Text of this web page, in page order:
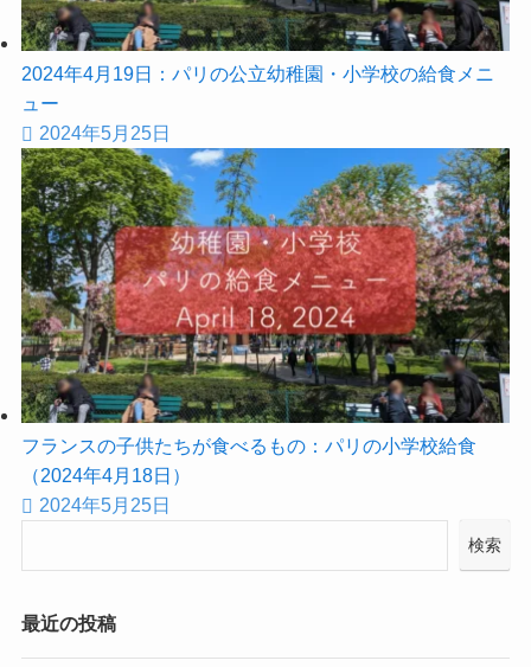
2024年4月19日：パリの公立幼稚園・小学校の給食メニ
ュー
2024年5月25日
フランスの子供たちが食べるもの：パリの小学校給食
（2024年4月18日）
2024年5月25日
検索
最近の投稿